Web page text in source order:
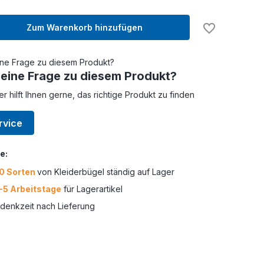
Zum Warenkorb hinzufügen
Frage zu diesem Produkt?
hilft Ihnen gerne, das richtige Produkt zu finden
Sorten von Kleiderbügel ständig auf Lager
5 Arbeitstage für Lagerartikel
nach Lieferung